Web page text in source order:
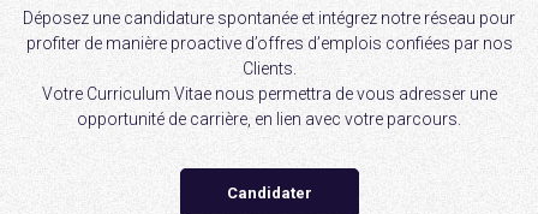
Déposez une candidature spontanée et intégrez notre réseau pour
profiter de manière proactive d’offres d’emplois confiées par nos
Clients.
Votre Curriculum Vitae nous permettra de vous adresser une
opportunité de carrière, en lien avec votre parcours.
Candidater